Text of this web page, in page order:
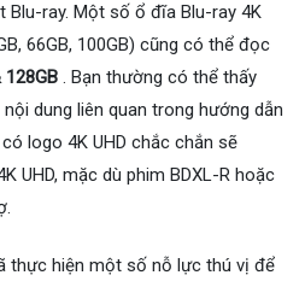
Blu-ray. Một số ổ đĩa Blu-ray 4K
66GB, 100GB) cũng có thể đọc
128GB . Bạn thường có thể thấy
dung liên quan trong hướng dẫn
logo 4K UHD chắc chắn sẽ
UHD, mặc dù phim BDXL-R hoặc
thực hiện một số nỗ lực thú vị để